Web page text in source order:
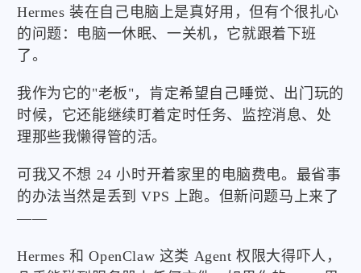
Hermes 装在自己电脑上是真好用，但有个很扎心
的问题：电脑一休眠、一关机，它就跟着下班
了。
我作为它的"老板"，肯定希望自己睡觉、出门玩的
时候，它还能继续盯着定时任务、监控消息、处
理那些我懒得管的活。
可我又不想 24 小时开着家里的电脑费电。最省事
的办法当然是丢到 VPS 上跑。但新问题马上来了
——
Hermes 和 OpenClaw 这类 Agent 权限大得吓人，